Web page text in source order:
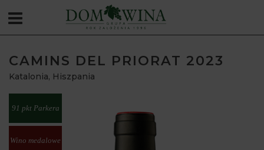
CAMINS DEL PRIORAT 2023
Katalonia, Hiszpania
91 pkt Parkera
Wino medalowe